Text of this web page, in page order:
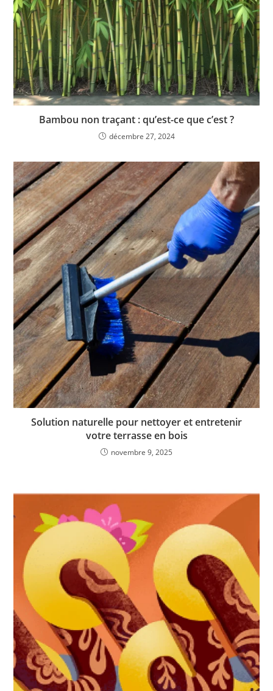
Bambou non traçant : qu’est-ce que c’est ?
décembre 27, 2024
Solution naturelle pour nettoyer et entretenir
votre terrasse en bois
novembre 9, 2025